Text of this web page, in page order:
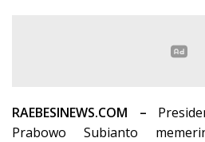
RAEBESINEWS.COM –
Prabowo Subianto